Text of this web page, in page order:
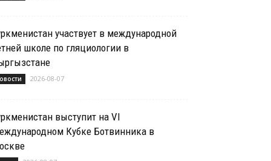
участвует в международной
школе по гляциологии в
2026-08-07
выступит на VI
Кубке Ботвинника в